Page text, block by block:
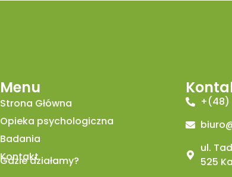
Menu
Strona Główna
Opieka psychologiczna
Badania
Kontakt
Gdzie działamy?
+(48)
ul.
525